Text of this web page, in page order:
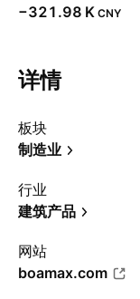
‪−321.98 K‬ CNY
详情
板块
制造业
行业
建筑产品
网站
boamax.com